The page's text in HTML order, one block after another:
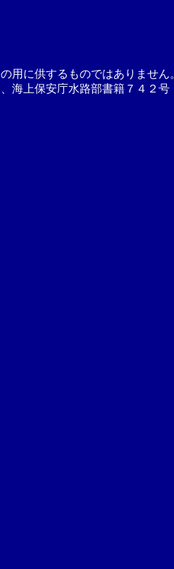
用に供するものではありませ
海上保安庁水路部書籍７４２